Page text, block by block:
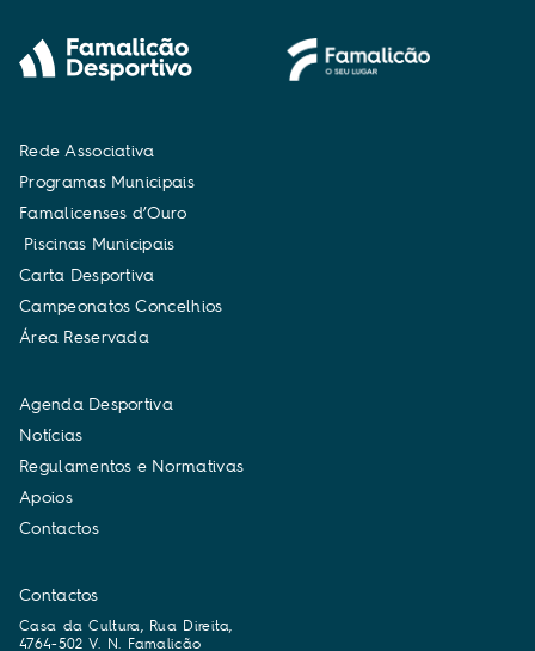
Rede Associativa
Programas Municipais
Famalicenses d’Ouro
Piscinas Municipais
Carta Desportiva
Campeonatos Concelhios
Área Reservada
Agenda Desportiva
Notícias
Regulamentos e Normativas
Apoios
Contactos
Contactos
Casa da Cultura, Rua Direita,
4764-502 V. N. Famalicão